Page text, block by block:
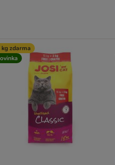
kg zdarma